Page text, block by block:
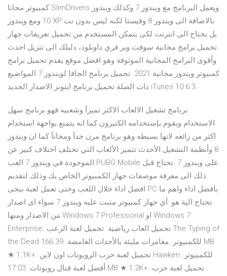
كمبيوتر مجانا SlimDrivers ويعمل البرنامج مع ويندوز 7 وكذلك ويندوز
10 ومع ويندوز XP بالاضافة الى ويندوز 8 وفيستا لكنه ليس بدون نت
بل يحتاج الى انترنت لكى يتمكن المستخدم من تحميل تعريفات جهاز
تحميل برامج مجانية سوفت وير فري داونلود، دليلك الى تنزيل احدث
وأقوى البرامج المجانية الموثوقة وهو افضل موقع يقدم تحميل برامج
كمبيوتر ويندوز مجانية 2021. تحميل برنامج الجافا لويندوز 7 المواضيع
ذات الصلة تحميل برنامج ايتونز الاصدار الجديد iTunes 10.6.3
برنامج تشغيل الالعاب الاكثر تميزآ وشعبيه فهو برنامج سهل
الاستخدام ويقوم بإستخدامه الكثيرون كما انه يتمتع بواجهة استخدام
اكثر من رائعه لانها بسيطه وهو برنامج مرن جدآ ومجانآ كما ان ويندوز
8 وأنظمة التشغيل الأحدث تتميز الألعاب التي تختلف اختلاف كبير عن
الموجودة في ويندوز 7 العب PUBG Mobile على ويندوز 7. تحتاج قبل
ذلك الى معرفة موصفات جهاز الكمبيوتر الخاص بك وذلك لتقديم
افضل اداء خلال اللعب وحتى تعمل لعبة ببجى PC بافضل اداء واهم ما
تحتاج الية هو :أي جهاز كمبيوتر مثبت عليه ويندوز 7 سواء اى اصدار
من الاصدار ومنها Windows 7 Professional او Windows 7
Enterprise. تحميل العاب رياضية. تحميل لعبة الرعب The Typing of
the Dead للكمبيوتر. مغامرات مليئة بالأحداث الغامضة. 166.39 MB
★ 1.1K+. تحميل لعبة حرب الروبوتات اون لاين Hawken للكمبيوتر.
أفضل لعبة قتال روبوتات. 17.03 MB ★ 1.2K+. تحميل لعبة حرب